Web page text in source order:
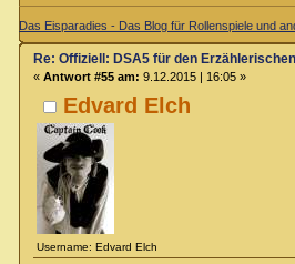
Das Eisparadies - Das Blog für Rollenspiele und
Edvard Elch
Username: Edvard Elch
Re: Offiziell: DSA5 für den
« Antwort #55 am: 9.12.2015 | 16:05 »